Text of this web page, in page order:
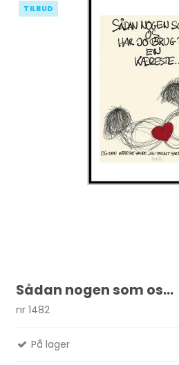
TILBUD
Sådan nogen som os...
nr 1482
På lager